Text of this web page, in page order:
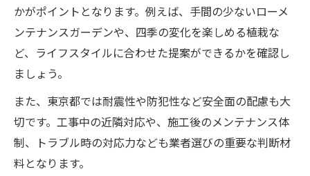
かがポイントとなります。例えば、手間の少ないローメ
ンテナンスガーデンや、四季の変化を楽しめる植栽な
ど、ライフスタイルに合わせた提案ができるかを確認し
ましょう。
また、東京都では耐震性や防犯性など安全面の配慮も大
切です。工事中の近隣対応や、施工後のメンテナンス体
制、トラブル時の対応力なども業者選びの重要な判断材
料となります。